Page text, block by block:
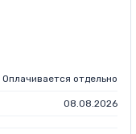
Оплачивается отдельно
08.08.2026